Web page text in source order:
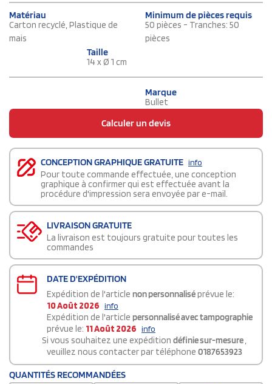
Matériau
Carton recyclé, Plastique de
mais
Minimum de pièces requis
50 pièces - Tranches: 50
pièces
Taille
14 x Ø 1 cm
Marque
Bullet
Calculer un devis
CONCEPTION GRAPHIQUE GRATUITE info
Pour toute commande effectuée, une conception
graphique à confirmer qui est effectuée avant la
procédure d'impression sera envoyée par e-mail.
LIVRAISON GRATUITE
La livraison est toujours gratuite pour toutes les
commandes
DATE D'EXPÉDITION
Expédition de l'article non personnaliséprévue le:
10 Août 2026 info
Expédition de l'article personnalisé avec tampographie
prévue le: 11 Août 2026 info
Si vous souhaitez une expédition définie sur-mesure,
veuillez nous contacter par téléphone 0187653923
QUANTITÉS RECOMMANDÉES